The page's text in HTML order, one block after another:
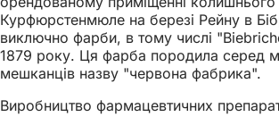
Курфюрстенмюле на березі Рейну в
виключно фарби, в тому числі
1879 року. Ця фарба породила серед
мешканців назву "червона фабрика".
Виробництво фармацевтичних